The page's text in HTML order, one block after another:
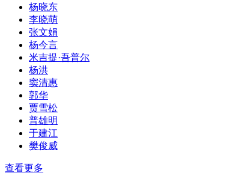
杨晓东
李晓萌
张文娟
杨今言
米吉提·吾普尔
杨洪
窦清惠
郭华
贾雪松
普雄明
于建江
樊俊威
查看更多